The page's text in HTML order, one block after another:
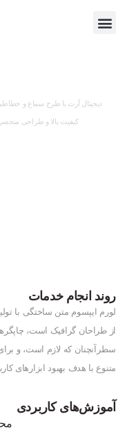
دیجیتال آرت با طرح سماع و
کیفیت بالا و طراحی
روند انجام خدمات
لورم ایپسوم متن ساختگی با
از طراحان گرافیک است،
سطرآنچنان که لازم است، و
متنوع با هدف بهبود ابزارهای
آموزش‌های کاربردی